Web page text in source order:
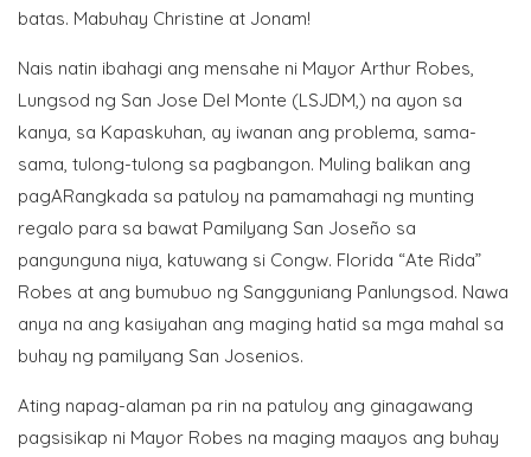
batas. Mabuhay Christine at Jonam!
Nais natin ibahagi ang mensahe ni Mayor Arthur Robes,
Lungsod ng San Jose Del Monte (LSJDM,) na ayon sa
kanya, sa Kapaskuhan, ay iwanan ang problema, sama-
sama, tulong-tulong sa pagbangon. Muling balikan ang
pagARangkada sa patuloy na pamamahagi ng munting
regalo para sa bawat Pamilyang San Joseño sa
pangunguna niya, katuwang si Congw. Florida “Ate Rida”
Robes at ang bumubuo ng Sangguniang Panlungsod. Nawa
anya na ang kasiyahan ang maging hatid sa mga mahal sa
buhay ng pamilyang San Josenios.
Ating napag-alaman pa rin na patuloy ang ginagawang
pagsisikap ni Mayor Robes na maging maayos ang buhay